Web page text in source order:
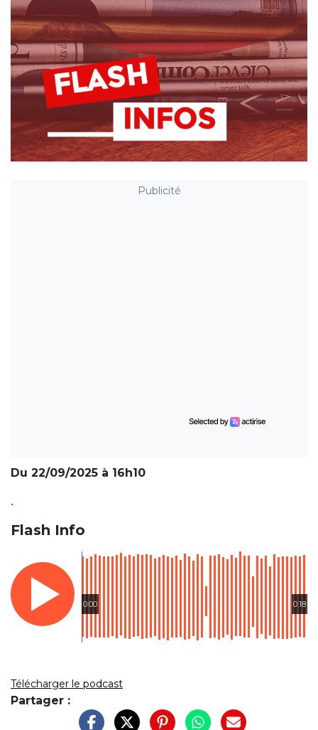
Publicité
Du 22/09/2025 à 16h10
.
Flash Info
0:00 0:18
Télécharger le podcast
Partager :